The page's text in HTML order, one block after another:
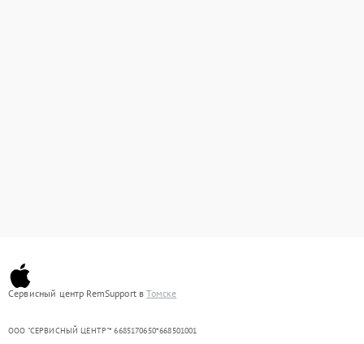
Сервисный центр RemSupport вТомске
ООО "СЕРВИСНЫЙ ЦЕНТР"* 6685170650*668501001